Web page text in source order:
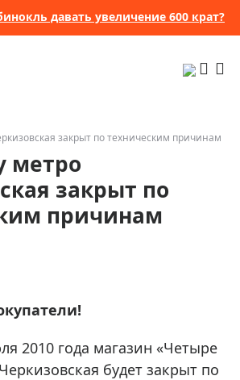
давать увеличение 600 крат?
закрыт по техническим причинам
метро
закрыт по
причинам
2010 года магазин «Четыре
будет закрыт по